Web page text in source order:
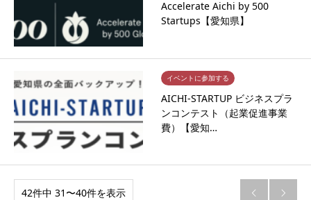
Accelerate Aichi by 500
Startups【愛知県】
イベントに参加する
AICHI-STARTUP ビジネスプラ
ンコンテスト（起業促進事業
費）【愛知…
42件中 31〜40件を表示  